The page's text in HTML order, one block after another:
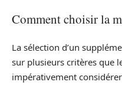
Comment choisir la
La sélection d’un
sur plusieurs critères que
impérativement